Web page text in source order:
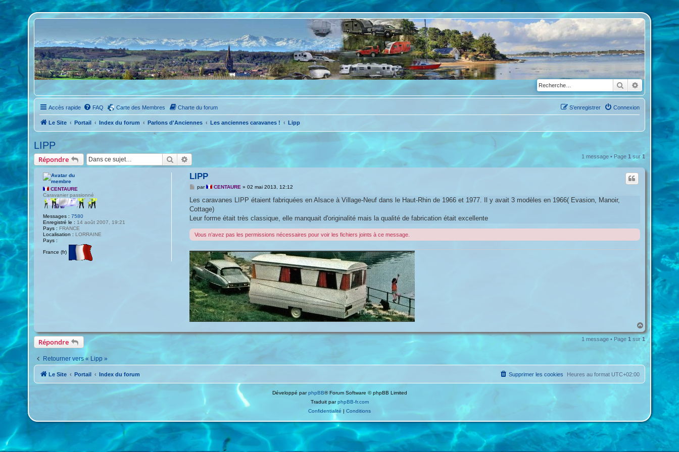
Rechercher
Accès rapide FAQ Carte des Membres Charte du forum Connexion
S’enregistrer
Le Site Portail Index du forum Parlons d'Anciennes Les anciennes caravanes ! Lipp
LIPP
Répondre Rechercher 1 message • Page 1 sur1
CENTAURE
Caravanier passionné
Messages : 7580
Enregistré le : 14 août 2007, 19:21
Pays : FRANCE
Localisation : LORRAINE
Pays :
France (fr)
LIPP
M
s
a
g
par CENTAURE »02 mai 2013, 12:12
Les caravanes LIPP étaient fabriquées en Alsace à Village-Neuf dans le Haut-Rhin de 1966 et 1977. Il y avait 3 modèles en 1966( Evasion, Manoir,
Cottage)
Leur forme était très classique, elle manquait d'originalité mais la qualité de fabrication était excellente
Vous n’avez pas les permissions nécessaires pour voir les fichiers joints à ce message.
a
u
t
Répondre 1 message • Page 1 sur 1
Retourner vers « Lipp »
Le Site Portail Index du forum Heures au format UTC+02:00
Supprimer les cookies
Développé parphpBB® Forum Software © phpBB Limited
Traduit parphpBB-fr.com
Confidentialité | Conditions